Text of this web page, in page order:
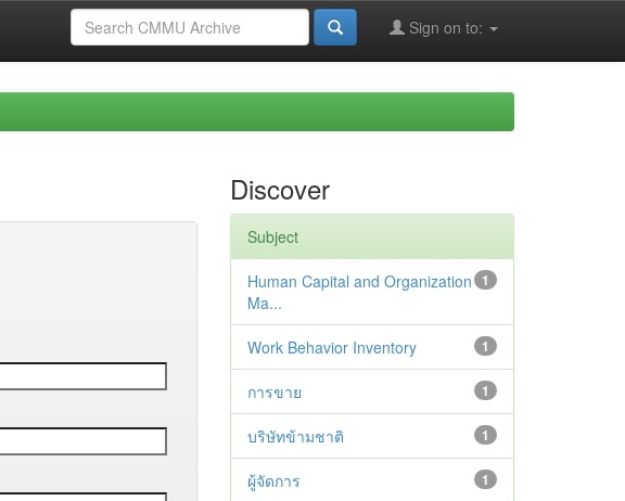
Sign on to:
Discover
Subject
1
Human Capital and Organization
Ma...
1
Work Behavior Inventory
1
การขาย
1
บริษัทข้ามชาติ
1
ผู้จัดการ